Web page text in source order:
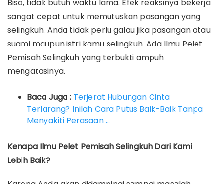
Bisa, tidak butuh waktu lama. Efek reaksinya bekerja
sangat cepat untuk memutuskan pasangan yang
selingkuh. Anda tidak perlu galau jika pasangan atau
suami maupun istri kamu selingkuh. Ada Ilmu Pelet
Pemisah Selingkuh yang terbukti ampuh
mengatasinya.
Baca Juga : Terjerat Hubungan Cinta
Terlarang? Inilah Cara Putus Baik-Baik Tanpa
Menyakiti Perasaan …
Kenapa Ilmu Pelet Pemisah Selingkuh Dari Kami
Lebih Baik?